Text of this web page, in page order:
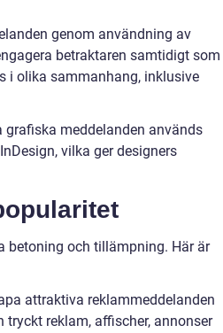
genom användning av
betraktaren samtidigt som
i olika sammanhang, inklusive
meddelanden används
vilka ger designers
betoning och tillämpning. Här är
attraktiva reklammeddelanden
reklam, affischer, annonser